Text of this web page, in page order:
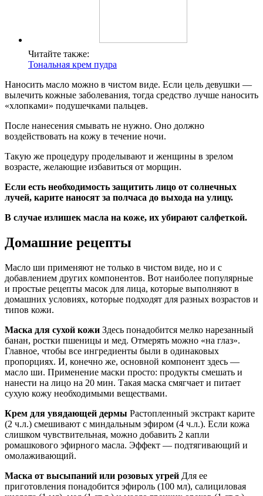
Читайте также:
Тональная крем пудра
Наносить масло можно в чистом виде. Если цель девушки —
вылечить кожные заболевания, тогда средство лучше наносить
«хлопками» подушечками пальцев.
После нанесения смывать не нужно. Оно должно
воздействовать на кожу в течение ночи.
Такую же процедуру проделывают и женщины в зрелом
возрасте, желающие избавиться от морщин.
Если есть необходимость защитить лицо от солнечных
лучей, карите наносят за полчаса до выхода на улицу.
В случае излишек масла на коже, их убирают салфеткой.
Домашние рецепты
Масло ши применяют не только в чистом виде, но и с
добавлением других компонентов. Вот наиболее популярные
и простые рецепты масок для лица, которые выполняют в
домашних условиях, которые подходят для разных возрастов и
типов кожи.
Маска для сухой кожи Здесь понадобится мелко нарезанный
банан, ростки пшеницы и мед. Отмерять можно «на глаз».
Главное, чтобы все ингредиенты были в одинаковых
пропорциях. И, конечно же, основной компонент здесь —
масло ши. Применение маски просто: продукты смешать и
нанести на лицо на 20 мин. Такая маска смягчает и питает
сухую кожу необходимыми веществами.
Крем для увядающей дермы Растопленный экстракт карите
(2 ч.л.) смешивают с миндальным эфиром (4 ч.л.). Если кожа
слишком чувствительная, можно добавить 2 капли
ромашкового эфирного масла. Эффект — подтягивающий и
омолаживающий.
Маска от высыпаний или розовых угрей Для ее
приготовления понадобится эфироль (100 мл), салициловая